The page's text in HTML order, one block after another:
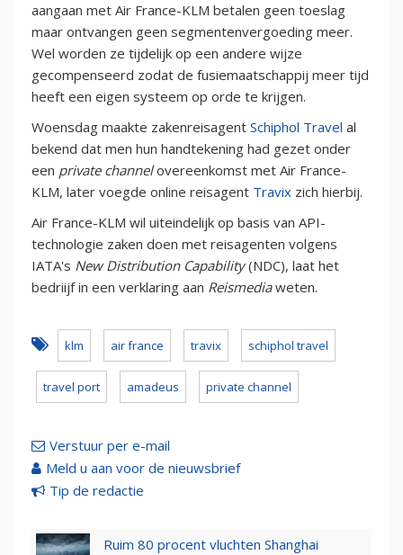
aangaan met Air France-KLM betalen geen toeslag
maar ontvangen geen segmentenvergoeding meer.
Wel worden ze tijdelijk op een andere wijze
gecompenseerd zodat de fusiemaatschappij meer tijd
heeft een eigen systeem op orde te krijgen.
Woensdag maakte zakenreisagent Schiphol Travel al
bekend dat men hun handtekening had gezet onder
een private channelovereenkomst met Air France-
KLM, later voegde online reisagent Travix zich hierbij.
Air France-KLM wil uiteindelijk op basis van API-
technologie zaken doen met reisagenten volgens
IATA's New Distribution Capability(NDC), laat het
bedriijf in een verklaring aan Reismediaweten.
klm air france travix schiphol travel
travel port amadeus private channel
Verstuur per e-mail
Meld u aan voor de nieuwsbrief
Tip de redactie
Ruim 80 procent vluchten Shanghai